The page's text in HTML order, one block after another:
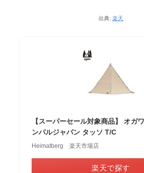
出典: 楽天
【スーパーセール対象商品】 オガ
ンパルジャパン タッソ T/C
Heimatberg 楽天市場店
楽天で探す